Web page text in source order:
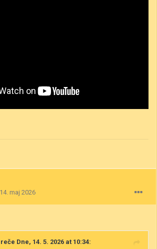
14. maj 2026
reče Dne, 14. 5. 2026 at 10:34: